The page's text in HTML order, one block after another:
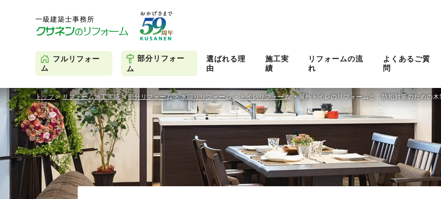
フルリフォー
ム
部分リフォー
ム
選ばれる理
由
施工実
績
リフォームの流
れ
よくあるご質
問
トップ>リフォーム施工実績>部分リフォーム>水回りリフォーム > トイレリフォーム >屋外トイレのリフォームと、防犯対策のための